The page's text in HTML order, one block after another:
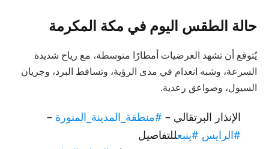
حالة الطقس اليوم في مكة المكرمة
يُتوقع أن تشهد العرضيات أمطارًا متوسطة، مع رياح شديدة
السرعة، وشبه انعدام في مدى الرؤية، وتساقط البرد، وجريان
السيول، وصواعق رعدية.
الإنذار البرتقالي – #منطقة_المدينة_المنورة –
#الرايس #ينبعللتفاصيل